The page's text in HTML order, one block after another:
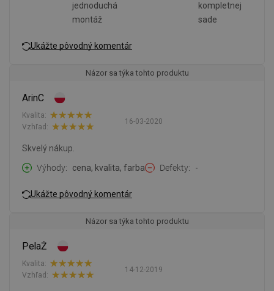
jednoduchá
montáž
kompletnej
sade
Ukážte pôvodný komentár
Názor sa týka tohto produktu
ArinC
16-03-2020
Kvalita:
Vzhľad:
Skvelý nákup.
Výhody
cena, kvalita, farba Defekty -
Ukážte pôvodný komentár
Názor sa týka tohto produktu
PelaŻ
14-12-2019
Kvalita:
Vzhľad: